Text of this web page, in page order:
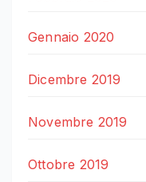
Gennaio 2020
Dicembre 2019
Novembre 2019
Ottobre 2019